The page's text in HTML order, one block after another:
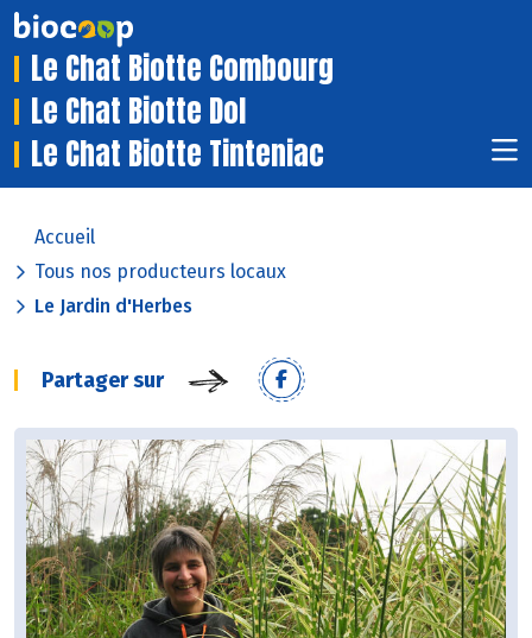
Le Chat Biotte Combourg
Le Chat Biotte Dol
Le Chat Biotte Tinteniac
Accueil
Tous nos producteurs locaux
Le Jardin d'Herbes
Partager sur